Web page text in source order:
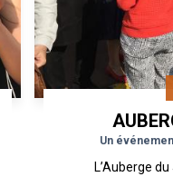
Un
L’Auberge